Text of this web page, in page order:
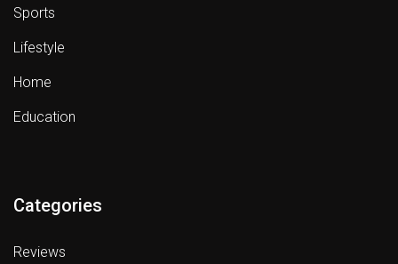
Sports
Lifestyle
Home
Education
Categories
Reviews